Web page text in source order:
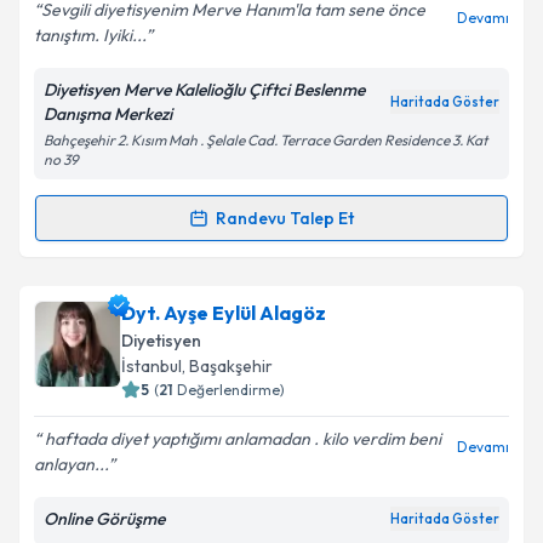
Kişisel verilerimin işlenmesine ilişkin
Aydınlatma
Metni'ni okudum ve kişisel verilerimin belirtilen
kapsamda işlenmesini kabul ediyorum.
Takvim Talebini Gönder
Sevgili diyetisyenim Merve Hanım'la tam sene önce
tanıştım. Iyiki...
Devamı
Diyetisyen Merve Kalelioğlu Çiftci Beslenme
Danışma Merkezi
Haritada Göster
Bahçeşehir 2. Kısım Mah . Şelale Cad. Terrace Garden Residence 3. Kat
no 39
Randevu Talep Et
Randevu Takvimi Talebi
Dyt. Merve Kalelioğlu Çiftçiiçin randevu takvimi
talebi oluşturun. Size bu uzmandan randevu almanız
için bir takvim hazırlandığında e-posta ile
bilgilendireceğiz.
E-posta Adresiniz
Dyt. Ayşe Eylül Alagöz
Diyetisyen
İstanbul, Başakşehir
5 (21 Değerlendirme)
haftada diyet yaptığımı anlamadan . kilo verdim beni
anlayan...
Devamı
Online Görüşme Haritada Göster